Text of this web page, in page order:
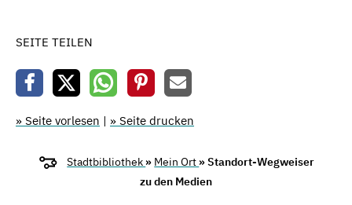
SEITE TEILEN
» Seite vorlesen | » Seite drucken
Stadtbibliothek » Mein Ort » Standort-Wegweiser
zu den Medien